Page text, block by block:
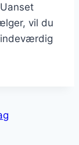
vil du